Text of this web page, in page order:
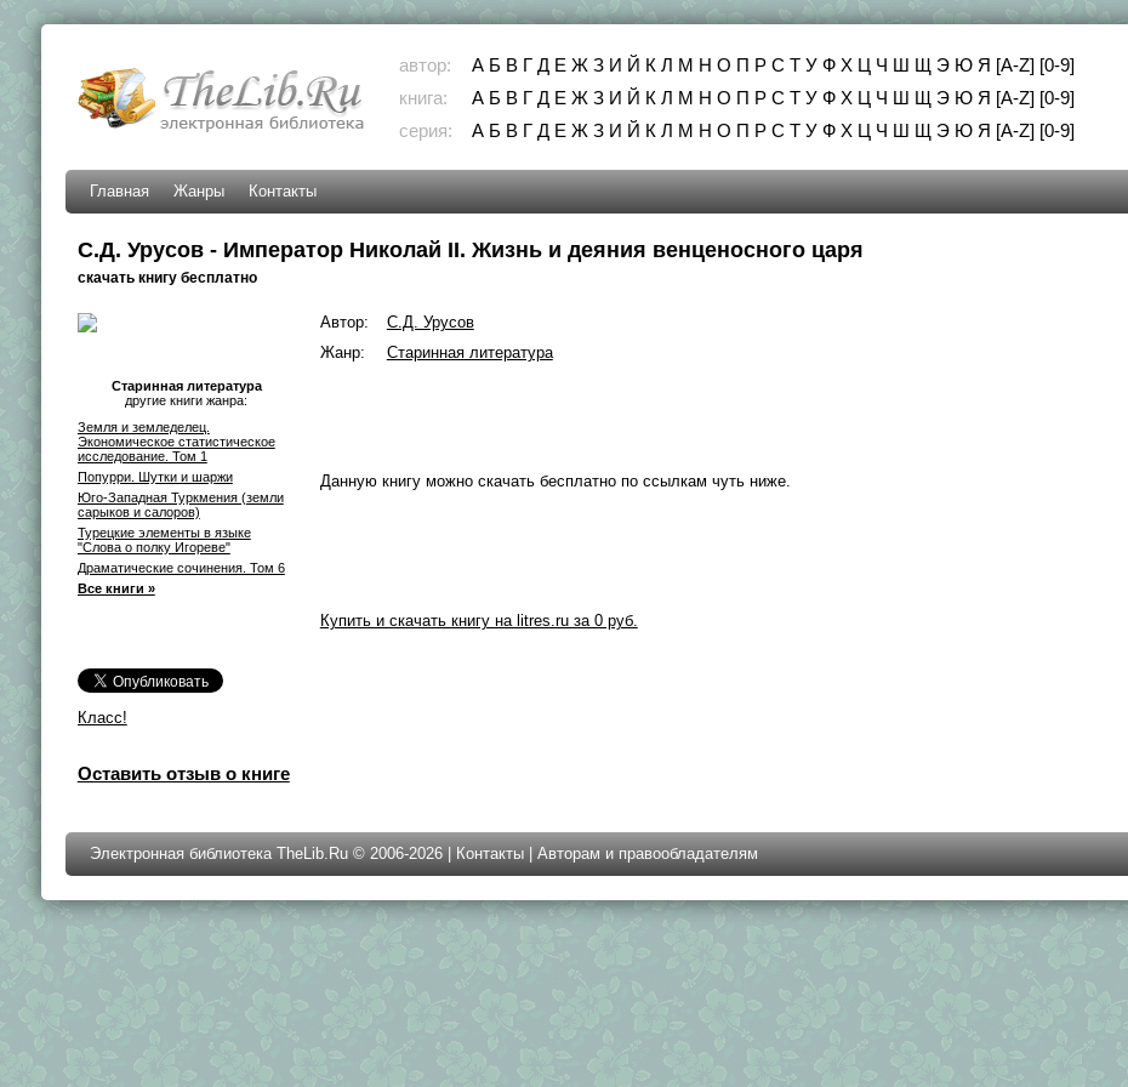
автор: А Б В Г Д Е Ж З И Й К Л М Н О П Р С Т У Ф Х Ц Ч Ш Щ Э Ю Я [A-Z] [0-9]
книга:
А Б В Г Д Е Ж З И Й К Л М Н О П Р С Т У Ф Х Ц Ч Ш Щ Э Ю Я [A-Z] [0-9]
серия:
А Б В Г Д Е Ж З И Й К Л М Н О П Р С Т У Ф Х Ц Ч Ш Щ Э Ю Я [A-Z] [0-9]
Главная Жанры Контакты
С.Д. Урусов - Император Николай II. Жизнь и деяния венценосного царя
скачать книгу бесплатно
Старинная литература
другие книги жанра:
Земля и земледелец.
Экономическое статистическое
исследование. Том 1
Попурри. Шутки и шаржи
Юго-Западная Туркмения (земли
сарыков и салоров)
Турецкие элементы в языке
"Слова о полку Игореве"
Драматические сочинения. Том 6
Все книги »
Класс!
Автор:
С.Д. Урусов
Жанр:
Старинная литература
Данную книгу можно скачать бесплатно по ссылкам чуть ниже.
Купить и скачать книгу на litres.ru за 0 руб.
Оставить отзыв о книге
Электронная библиотека TheLib.Ru © 2006-2026 | Контакты| Авторам и правообладателям